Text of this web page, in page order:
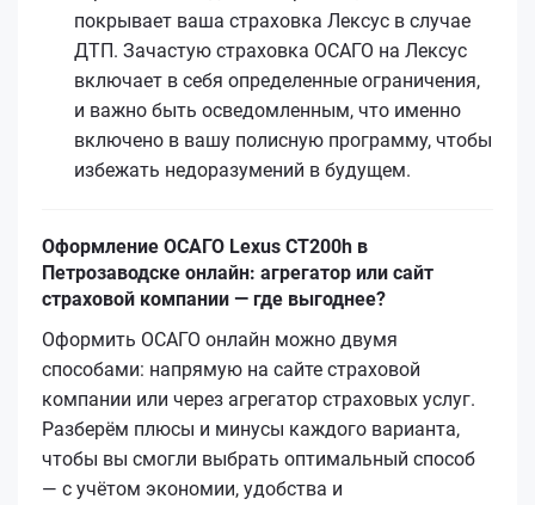
покрывает ваша страховка Лексус в случае
ДТП. Зачастую страховка ОСАГО на Лексус
включает в себя определенные ограничения,
и важно быть осведомленным, что именно
включено в вашу полисную программу, чтобы
избежать недоразумений в будущем.
Оформление ОСАГО Lexus CT200h в
Петрозаводске онлайн: агрегатор или сайт
страховой компании — где выгоднее?
Оформить ОСАГО онлайн можно двумя
способами: напрямую на сайте страховой
компании или через агрегатор страховых услуг.
Разберём плюсы и минусы каждого варианта,
чтобы вы смогли выбрать оптимальный способ
— с учётом экономии, удобства и